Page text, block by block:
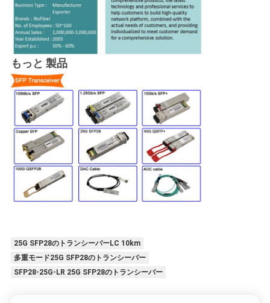
もっと 製品
25G SFP28のトランシーバーLC 10km
多重モード25G SFP28のトランシーバー
SFP28-25G-LR 25G SFP28のトランシーバー